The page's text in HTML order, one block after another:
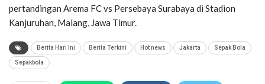
pertandingan Arema FC vs Persebaya Surabaya di Stadion
Kanjuruhan, Malang, Jawa Timur.
Berita Hari Ini Berita Terkini Hot news Jakarta Sepak Bola
Sepakbola